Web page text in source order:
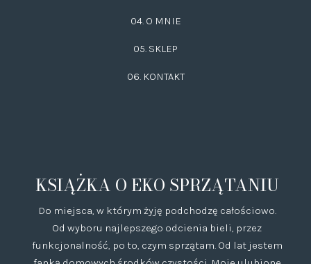
04. O MNIE
05. SKLEP
06. KONTAKT
KSIĄŻKA O EKO SPRZĄTANIU
Do miejsca, w którym żyję podchodzę całościowo.
Od wyboru najlepszego odcienia bieli, przez
funkcjonalność, po to, czym sprzątam. Od lat jestem